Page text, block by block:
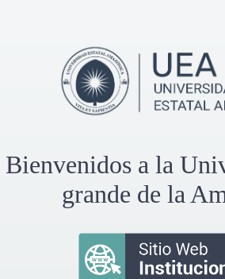
Bienvenidos a la
grande de la